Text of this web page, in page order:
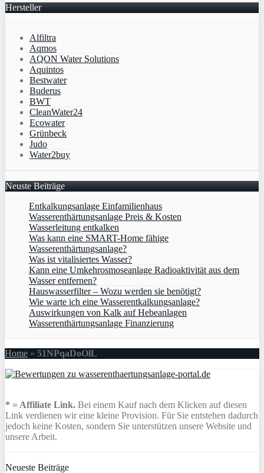
Hersteller
Alfiltra
Aqmos
AQON Water Solutions
Aquintos
Bestwater
Buderus
BWT
CleanWater24
Ecowater
Grünbeck
Judo
Water2buy
Neuste Beiträge
Entkalkungsanlage Einfamilienhaus
Wasserenthärtungsanlage Preis & Kosten
Wasserleitung entkalken
Was kann eine SMART-Home fähige
Wasserenthärtungsanlage?
Was ist vitalisiertes Wasser?
Kann eine Umkehrosmoseanlage Radioaktivität aus dem
Wasser entfernen?
Hauswasserfilter – Wozu werden sie benötigt?
Wie warte ich eine Wasserentkalkungsanlage?
Auswirkungen von Kalk auf Hebeanlagen
Wasserenthärtungsanlage Finanzierung
Home » 51NPqaDoOlL
* = Affiliate Link. Bei einem Kauf nach dem Klicken auf diesen
Link verdienen wir eine kleine Provision. Für Sie entstehen dadurch
jedoch keine Kosten, sondern Sie unterstützen unsere Website und
unsere Arbeit.
Neueste Beiträge